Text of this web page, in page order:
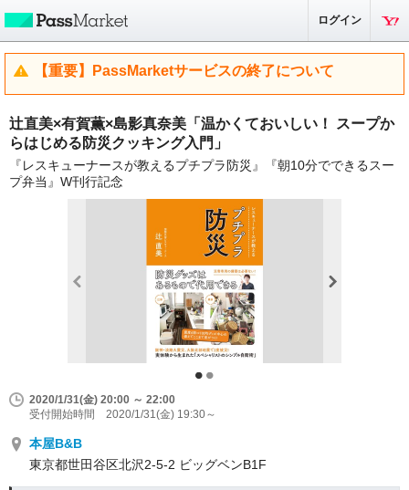
ログイン
【重要】PassMarketサービスの終了について
辻直美×有賀薫×島影真奈美「温かくておいしい！ スープか
らはじめる防災クッキング入門」
『レスキューナースが教えるプチプラ防災』『朝10分でできるスー
プ弁当』W刊行記念
2020/1/31(金) 20:00 ～ 22:00
受付開始時間 2020/1/31(金) 19:30～
本屋B&B
東京都世田谷区北沢2-5-2 ビッグベンB1F